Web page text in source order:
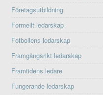
Företagsutbildning
Formellt ledarskap
Fotbollens ledarskap
Framgångsrikt ledarskap
Framtidens ledare
Fungerande ledarskap